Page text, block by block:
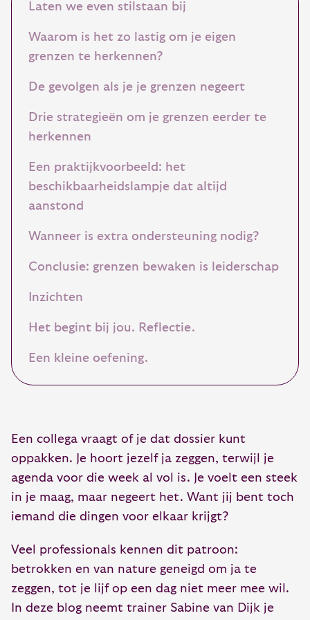
Laten we even stilstaan bij
Waarom is het zo lastig om je eigen
grenzen te herkennen?
De gevolgen als je je grenzen negeert
Drie strategieën om je grenzen eerder te
herkennen
Een praktijkvoorbeeld: het
beschikbaarheidslampje dat altijd
aanstond
Wanneer is extra ondersteuning nodig?
Conclusie: grenzen bewaken is leiderschap
Inzichten
Het begint bij jou. Reflectie.
Een kleine oefening.
Een collega vraagt of je dat dossier kunt
oppakken. Je hoort jezelf ja zeggen, terwijl je
agenda voor die week al vol is. Je voelt een steek
in je maag, maar negeert het. Want jij bent toch
iemand die dingen voor elkaar krijgt?
Veel professionals kennen dit patroon:
betrokken en van nature geneigd om ja te
zeggen, tot je lijf op een dag niet meer mee wil.
In deze blog neemt trainer Sabine van Dijk je